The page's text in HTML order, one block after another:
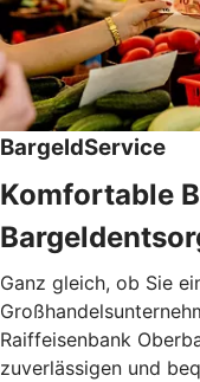
BargeldService
Komfortable
Ganz gleich, ob Sie
Raiffeisenbank
zuverlässigen und